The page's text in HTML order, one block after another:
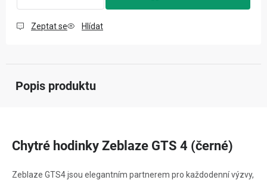
Zeptat se Hlídat
Popis produktu
Chytré hodinky Zeblaze GTS 4 (černé)
Zeblaze GTS4 jsou elegantním partnerem pro každodenní výzvy,